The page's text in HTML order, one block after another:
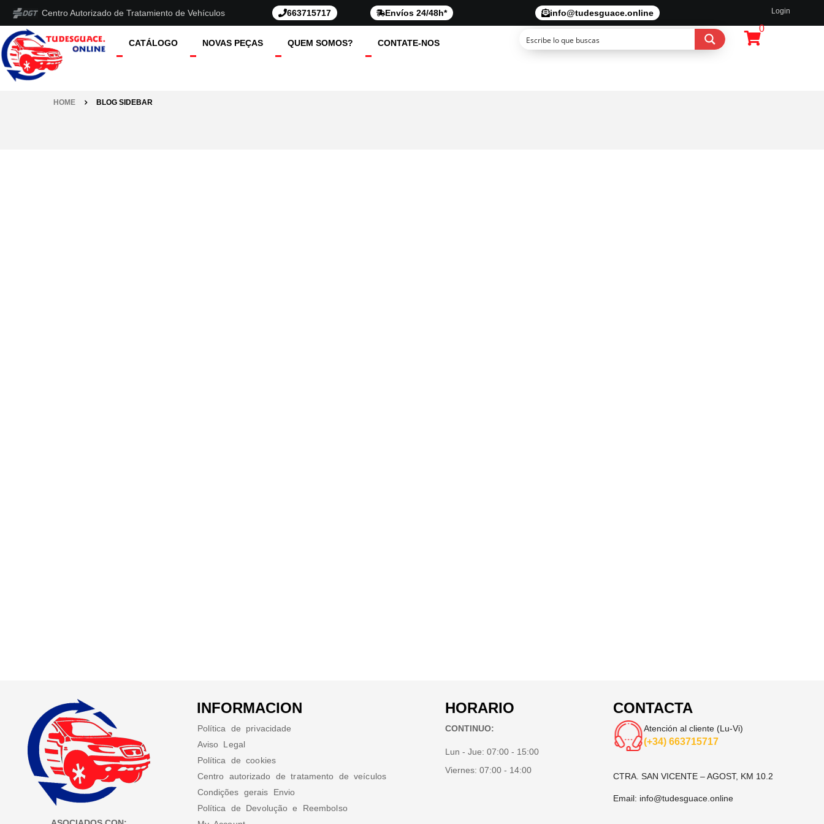
Centro Autorizado de Tratamiento de Vehículos 663715717 Envíos 24/48h* info@tudesguace.online Login
CATÁLOGO NOVAS PEÇAS QUEM SOMOS? CONTATE-NOS
0
HOME BLOG SIDEBAR
INFORMACION
Política de privacidade
Aviso Legal
Política de cookies
Centro autorizado de tratamento de veículos
Condições gerais Envio
Política de Devolução e Reembolso
HORARIO
CONTINUO:
Lun - Jue:07:00 - 15:00
Viernes:07:00 - 14:00
CONTACTA
Atención al cliente (Lu-Vi)
(+34) 663715717
CTRA. SAN VICENTE – AGOST, KM 10.2
Email: info@tudesguace.online